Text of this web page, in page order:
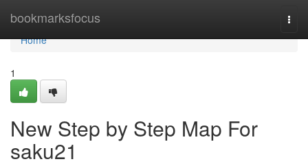
bookmarksfocus
Home
Home
1
New Step by Step Map For
saku21